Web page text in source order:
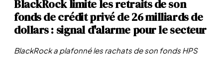
BlackRock limite les retraits de son
fonds de crédit privé de 26 milliards de
dollars : signal d'alarme pour le secteur
BlackRock a plafonné les rachats de son fonds HPS